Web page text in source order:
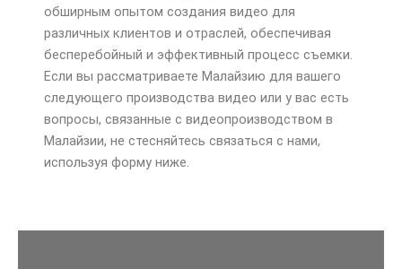
обширным опытом создания видео для
различных клиентов и отраслей, обеспечивая
бесперебойный и эффективный процесс съемки.
Если вы рассматриваете Малайзию для вашего
следующего производства видео или у вас есть
вопросы, связанные с видеопроизводством в
Малайзии, не стесняйтесь связаться с нами,
используя форму ниже.